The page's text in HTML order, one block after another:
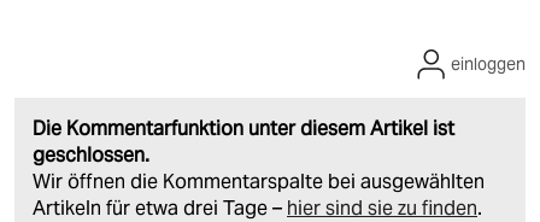
Die Kommentarfunktion unter diesem Artikel ist
geschlossen.
Wir öffnen die Kommentarspalte bei ausgewählten
Artikeln für etwa drei Tage – hier sind sie zu finden.
einloggen